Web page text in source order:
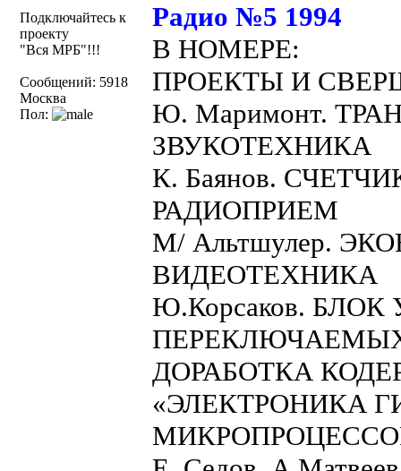
Подключайтесь к
проекту
"Вся МРБ"!!!
Сообщений: 5918
Москва
Пол:
Радио №5 1994
В НОМЕРЕ:
ПРОЕКТЫ И
Ю. Маримонт.
ЗВУКОТЕХНИКА
К. Баянов.
РАДИОПРИЕМ
М/ Альтшулер.
ВИДЕОТЕХНИКА
Ю.Корсаков.
ДОРАБОТКА
«ЭЛЕКТРОНИКА